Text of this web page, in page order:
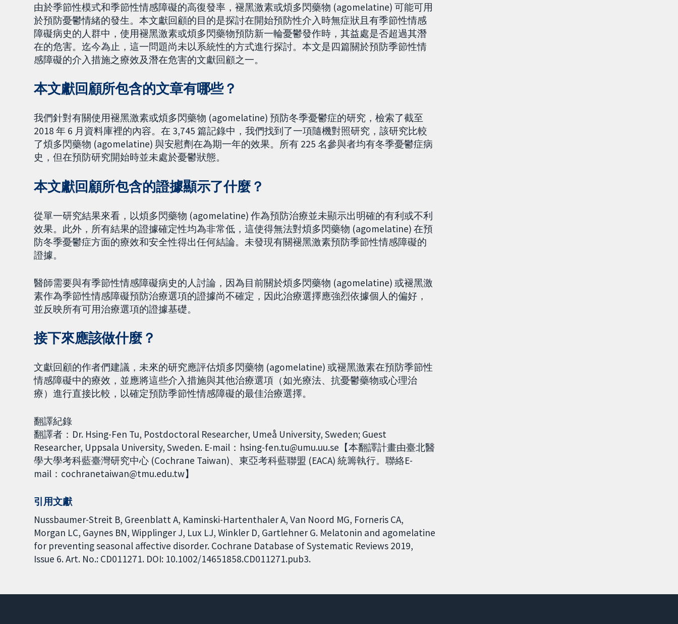
由於季節性模式和季節性情感障礙的高復發率，褪黑激素或煩多閃藥物 (agomelatine) 可能可用
於預防憂鬱情緒的發生。本文獻回顧的目的是探討在開始預防性介入時無症狀且有季節性情感
障礙病史的人群中，使用褪黑激素或煩多閃藥物預防新一輪憂鬱發作時，其益處是否超過其潛
在的危害。迄今為止，這一問題尚未以系統性的方式進行探討。本文是四篇關於預防季節性情
感障礙的介入措施之療效及潛在危害的文獻回顧之一。
本文獻回顧所包含的文章有哪些？
我們針對有關使用褪黑激素或煩多閃藥物 (agomelatine) 預防冬季憂鬱症的研究，檢索了截至
2018 年 6 月資料庫裡的內容。在 3,745 篇記錄中，我們找到了一項隨機對照研究，該研究比較
了煩多閃藥物 (agomelatine) 與安慰劑在為期一年的效果。所有 225 名參與者均有冬季憂鬱症病
史，但在預防研究開始時並未處於憂鬱狀態。
本文獻回顧所包含的證據顯示了什麼？
從單一研究結果來看，以煩多閃藥物 (agomelatine) 作為預防治療並未顯示出明確的有利或不利
效果。此外，所有結果的證據確定性均為非常低，這使得無法對煩多閃藥物 (agomelatine) 在預
防冬季憂鬱症方面的療效和安全性得出任何結論。未發現有關褪黑激素預防季節性情感障礙的
證據。
醫師需要與有季節性情感障礙病史的人討論，因為目前關於煩多閃藥物 (agomelatine) 或褪黑激
素作為季節性情感障礙預防治療選項的證據尚不確定，因此治療選擇應強烈依據個人的偏好，
並反映所有可用治療選項的證據基礎。
接下來應該做什麼？
文獻回顧的作者們建議，未來的研究應評估煩多閃藥物 (agomelatine) 或褪黑激素在預防季節性
情感障礙中的療效，並應將這些介入措施與其他治療選項（如光療法、抗憂鬱藥物或心理治
療）進行直接比較，以確定預防季節性情感障礙的最佳治療選擇。
翻譯紀錄
翻譯者：Dr. Hsing-Fen Tu, Postdoctoral Researcher, Umeå University, Sweden; Guest
Researcher, Uppsala University, Sweden. E-mail：hsing-fen.tu@umu.uu.se【本翻譯計畫由臺北醫
學大學考科藍臺灣研究中心 (Cochrane Taiwan)、東亞考科藍聯盟 (EACA) 統籌執行。聯絡E-
mail：cochranetaiwan@tmu.edu.tw】
引用文獻
Nussbaumer-Streit B, Greenblatt A, Kaminski-Hartenthaler A, Van Noord MG, Forneris CA,
Morgan LC, Gaynes BN, Wipplinger J, Lux LJ, Winkler D, Gartlehner G. Melatonin and agomelatine
for preventing seasonal affective disorder. Cochrane Database of Systematic Reviews 2019,
Issue 6. Art. No.: CD011271. DOI: 10.1002/14651858.CD011271.pub3.